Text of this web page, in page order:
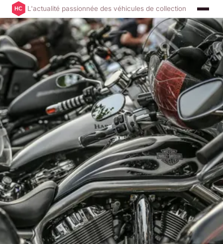
L'actualité passionnée des véhicules de collection